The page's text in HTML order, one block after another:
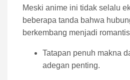
Meski anime ini tidak selalu
beberapa tanda bahwa
berkembang menjadi
Tatapan penuh makna
adegan penting.